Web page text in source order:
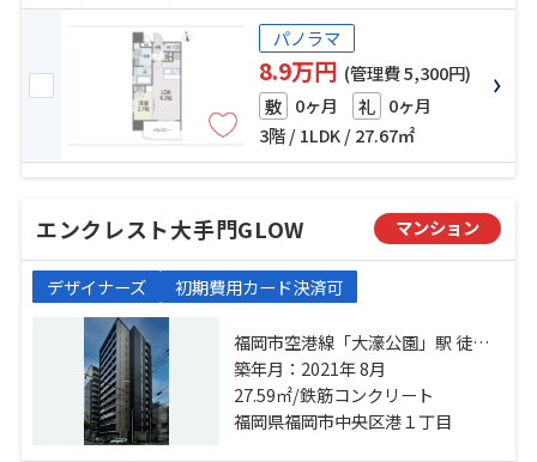
パノラマ
8.9万円 (管理費 5,300円)
敷 0ヶ月 礼 0ヶ月
3階 / 1LDK / 27.67㎡
エンクレスト大手門GLOW マンション
デザイナーズ 初期費用カード決済可
福岡市空港線「大濠公園」駅 徒歩
10分 福岡市空港線「赤坂」駅 徒歩
12分 福岡市空港線「天神」駅 徒歩
22分
築年月：2021年 8月
27.59㎡/鉄筋コンクリート
福岡県福岡市中央区港１丁目